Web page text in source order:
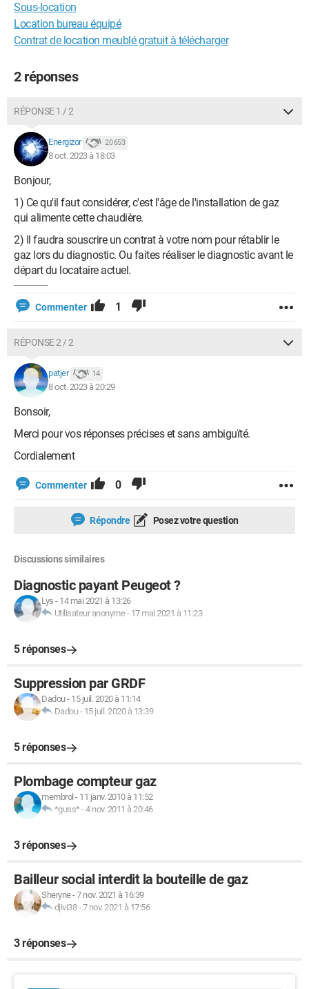
Sous-location
Location bureau équipé
Contrat de location meublé gratuit à télécharger
2 réponses
RÉPONSE 1 / 2
Energizor 20 653
8 oct. 2023 à 18:03
Bonjour,
1) Ce qu'il faut considérer, c'est l'âge de l'installation de gaz
qui alimente cette chaudière.
2) Il faudra souscrire un contrat à votre nom pour rétablir le
gaz lors du diagnostic. Ou faites réaliser le diagnostic avant le
départ du locataire actuel.
Commenter 1
RÉPONSE 2 / 2
patjer 14
8 oct. 2023 à 20:29
Bonsoir,
Merci pour vos réponses précises et sans ambiguïté.
Cordialement
Commenter 0
Répondre Posez votre question
Discussions similaires
Diagnostic payant Peugeot ?
Lys - 14 mai 2021 à 13:26
Utilisateur anonyme- 17 mai 2021 à 11:23
5 réponses
Suppression par GRDF
Dadou- 15 juil. 2020 à 11:14
Dadou- 15 juil. 2020 à 13:39
5 réponses
Plombage compteur gaz
membrol - 11 janv. 2010 à 11:52
*guss* -4 nov. 2011 à 20:46
3 réponses
Bailleur social interdit la bouteille de gaz
Sheryne-7 nov. 2021 à 16:39
djivi38-7 nov. 2021 à 17:56
3 réponses